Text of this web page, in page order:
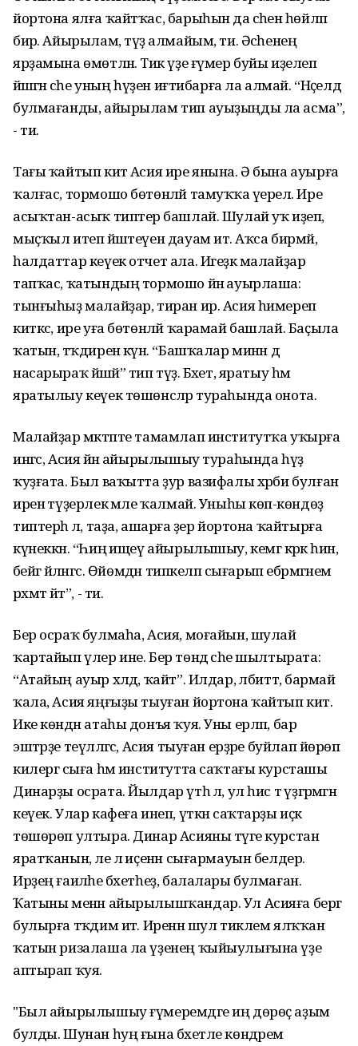
йортона ялға ҡайтҡас, барыһын да әсәһенә һөйләп
бирә. Айырылам, түҙә алмайым, ти. Әсәһенең
ярҙамына өмөтләнә. Тик үҙе ғүмер буйы иҙелеп
йәшәгән әсәһе уның һүҙен иғтибарға ла алмай. “Нәҫелдә
булмағанды, айырылам тип ауыҙыңды ла асма”,
­- ти.
Тағы ҡайтып китә Асия ире янына. Ә бына ауырға
ҡалғас, тормошо бөтөнләй тамуҡҡа әүерелә. Ире
асыҡтан-асыҡ типтерә башлай. Шулай уҡ иҙеп,
мыҫҡыл итеп йәшәтеүен дауам итә. Аҡса бирмәй,
һалдаттар кеүек отчет ала. Игеҙәк малайҙар
тапҡас, ҡатындың тормошо йәнә ауырлаша:
тынғыһыҙ малайҙар, тиран ир. Асия һимереп
киткәс, ире уға бөтөнләй ҡарамай башлай. Баҫыла
ҡатын, тәҡдиренә күнә. “Башҡалар минән дә
насарыраҡ йәшәй” тип түҙә. Бәхет, яратыу һәм
яратылыу кеүек төшөнсәләр тураһында онота.
Малайҙар мәктәпте тамамлап институтҡа уҡырға
ингәс, Асия йәнә айырылышыу тураһында һүҙ
ҡуҙғата. Был ваҡытта ҙур вазифалы хәрби булған
иренә түҙерлек әмәле ҡалмай. Уныһы көпә-көндөҙ
типтерһә лә, таҙа, ашарға әҙер йортона ҡайтырға
күнеккән. “Һиңә ищеү айырылышыу, кемгә кәрәк һин,
әбейгә әйләнгәс. Өйөмдән типкеләп сығарып ебәрмәгәнемә
рәхмәт әйт”, - ти.
Бер осраҡ булмаһа, Асия, моғайын, шулай
ҡартайып үлер ине. Бер төндә әсәһе шылтырата:
“Атайың ауыр хәлдә, ҡайт”. Илдар, әлбиттә, бармай
ҡала, Асия яңғыҙы тыуған йортона ҡайтып китә.
Ике көндән атаһы донъя ҡуя. Уны ерләп, бар
эштәрҙе теүәлләгәс, Асия тыуған ерҙәре буйлап йөрөп
килергә сыға һәм институтта саҡтағы курсташы
Динарҙы осрата. Йылдар үтһә лә, ул һис тә үҙгәрмәгән
кеүек. Улар кафеға инеп, үткән саҡтарҙы иҫкә
төшөрөп ултыра. Динар Асияны тәүге курстан
яратҡанын, әле лә иҫенән сығармауын белдерә.
Ирҙең ғаиләһе бәхетһеҙ, балалары булмаған.
Ҡатыны менән айырылышҡандар. Ул Асияға бергә
булырға тәҡдим итә. Иренән шул тиклем ялҡҡан
ҡатын ризалаша ла үҙенең ҡыйыулығына үҙе
аптырап ҡуя.
"Был айырылышыу ғүмеремдәге иң дөрөҫ аҙым
булды. Шунан һуң ғына бәхетле көндәрем